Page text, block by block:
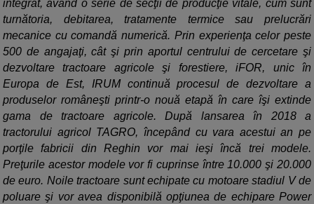
integrat, având o serie de secţii de producţie vitale, cum sunt
turnătoria, debitarea, tratamente termice sau prelucrări
mecanice cu comandă numerică. Prin experienţa celor peste
500 de angajaţi, cât şi prin aportul centrului de cercetare şi
dezvoltare tractoare agricole şi forestiere, iFOR, unic în
Europa de Est, IRUM continuă procesul de dezvoltare a
produselor româneşti printr-o nouă etapă în care îşi extinde
gama de tractoare agricole. După lansarea în 2018 a
tractorului agricol TAGRO, începând cu vara acestui an pe
porţile fabricii din Reghin vor mai ieşi încă trei modele.
Preţurile acestor modele vor fi cuprinse între 10.000 şi 20.000
de euro. Noile tractoare sunt echipate cu motoare stadiul V de
poluare şi vor avea disponibilă opţiunea de echipare Power